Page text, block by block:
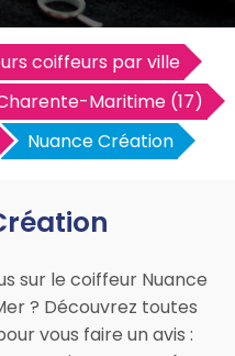
coiffeurs par ville
Maritime (17)
Nuance Création
sur le coiffeur Nuance
? Découvrez toutes
vous faire un avis :